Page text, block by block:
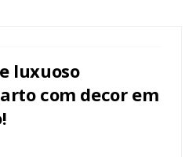
luxuoso
com decor em